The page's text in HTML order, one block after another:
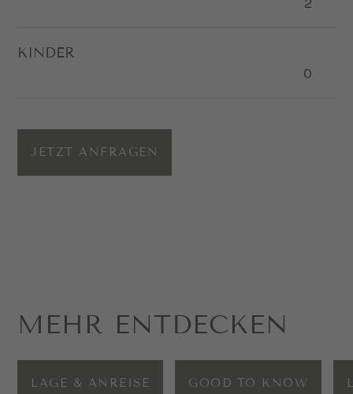
KINDER
JETZT ANFRAGEN
MEHR ENTDECKEN
LAGE & ANREISE GOOD TO KNOW